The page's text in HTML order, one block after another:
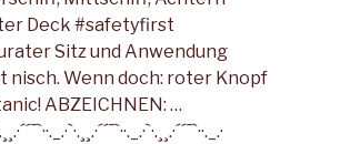
Deck #safetyfirst
Sitz und Anwendung
nisch. Wenn doch: roter Knopf
ABZEICHNEN: …